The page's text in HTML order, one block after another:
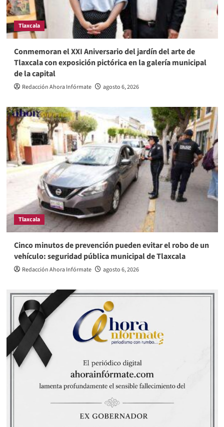
Tlaxcala
Conmemoran el XXI Aniversario del jardín del arte de
Tlaxcala con exposición pictórica en la galería municipal
de la capital
Redacción Ahora Infórmate agosto 6, 2026
Tlaxcala
Cinco minutos de prevención pueden evitar el robo de un
vehículo: seguridad pública municipal de Tlaxcala
Redacción Ahora Infórmate agosto 6, 2026